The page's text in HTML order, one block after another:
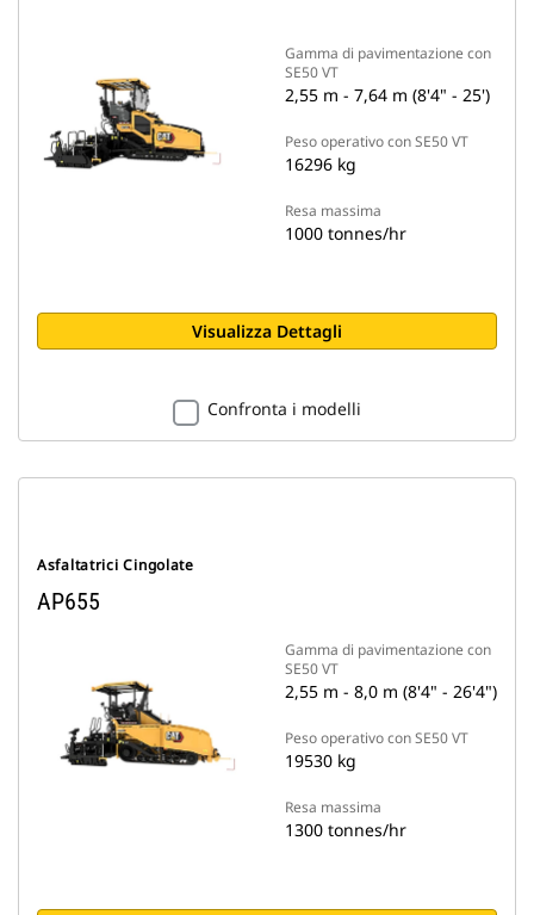
Gamma di pavimentazione con
SE50 VT
2,55 m - 7,64 m (8'4" - 25')
Peso operativo con SE50 VT
16296 kg
Resa massima
1000 tonnes/hr
Visualizza Dettagli
Confronta i modelli
Asfaltatrici Cingolate
AP655
Gamma di pavimentazione con
SE50 VT
2,55 m - 8,0 m (8'4" - 26'4")
Peso operativo con SE50 VT
19530 kg
Resa massima
1300 tonnes/hr